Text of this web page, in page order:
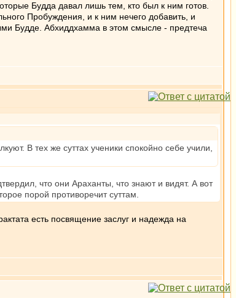
Будда давал лишь тем, кто был к ним готов.
Пробуждения, и к ним нечего добавить, и
Будде. Абхиддхамма в этом смысле - предтеча
В тех же суттах ученики спокойно себе учили,
что они Араханты, что знают и видят. А вот
порой противоречит суттам.
есть посвящение заслуг и надежда на